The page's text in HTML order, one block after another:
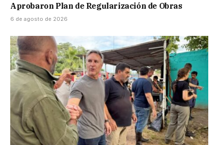
Aprobaron Plan de Regularización de Obras
6 de agosto de 2026